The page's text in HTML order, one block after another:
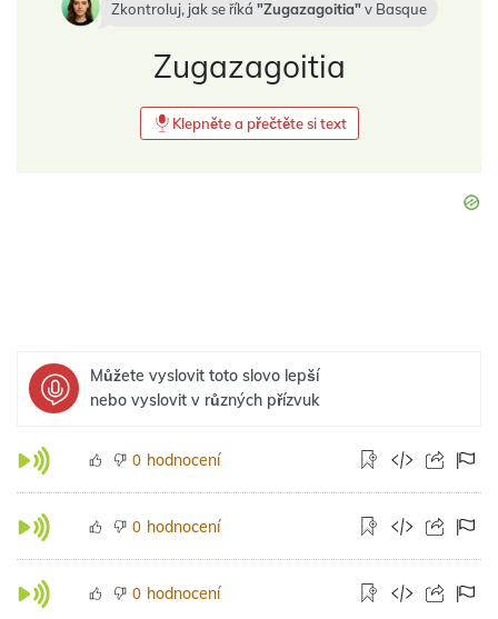
Zkontroluj, jak se říká Zugazagoitia v Basque
Zugazagoitia
Klepněte a přečtěte si text
Můžete vyslovit toto slovo lepší
nebo vyslovit v různých přízvuk
0 hodnocení
0 hodnocení
0 hodnocení